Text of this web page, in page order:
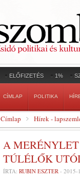
ELŐFIZETÉS 1%
CÍMLAP POLITIKA
Címlap Hírek -
A
TÚLÉLŐK
ÍRTA: RUBIN ESZTER - 2015-